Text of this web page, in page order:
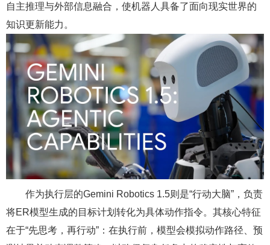
自主推理与外部信息融合，使机器人具备了面向现实世界的
知识更新能力。
作为执行层的Gemini Robotics 1.5则是“行动大脑”，负责
将ER模型生成的目标计划转化为具体动作指令。其核心特征
在于“先思考，再行动”：在执行前，模型会模拟动作路径、预